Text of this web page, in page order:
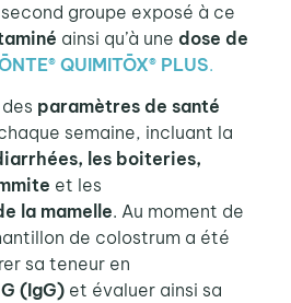
groupe exposé à ce
ainsi qu’à une dose de
QUIMITŌX® PLUS.
paramètres de santé
semaine, incluant la
les boiteries,
et les
la mamelle. Au moment de
de colostrum a été
sa teneur en
(IgG)et évaluer ainsi sa